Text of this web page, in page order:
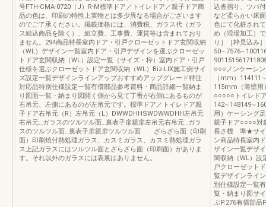
号FTH-CMA-0720（J）R-M標準ドア／トイレドア／親子ドア商
品の色は、印刷の特性上実物とは多少異なる場合がございます
のでご了承ください。掲載価格には、消費税、ガラス代（ガラ
ス組込商品を除く）、組立費、工事費、運賃等は含まれており
ません。294商品特長室内ドア・引戸クローゼットドア玄関収納
（WL）デザイン一覧室内ドア・引戸デザインを選ぶクローゼッ
トドア玄関収納（WL）設定一覧（サイズ・枠）室内ドア・引戸
仕様を選ぶクローゼットドア玄関収納（WL）Biz-LIX施工例サイ
ズ設定一覧デザインラインアップおすすめアップグレード特注
対応品特別仕様設定一覧有償部品参考資料・商品詳細一覧納ま
り図面一覧・納まり図開く側から見て丁番が右側にあるものが
右吊元、左側にあるのが左吊元です。標準ドア／トイレドア親
子ドア右吊元（R）左吊元（L）DWWDHHSWDWWDHH左吊元
右吊元…ガラスのツルツル面…裏表子扉親扉左吊元右吊元…ガラ
スのツルツル面…裏表子扉親扉ツルツル面 ざらざら面（印刷
面）印刷焼付熱処理ガラス、カスミガラス、カスミ熱処理ガラ
ス上記ガラスにはツルツル面とざらざら面（印刷面）がありま
す。それ以外のガラスには表裏はありません。
込沓摺り、ツバ
など柔らかい床
色にて化粧され
め（現場加工）
り］［枠見込み
○○○ノンケーシ
（mm）
115mm（薄壁用
○○○○○トイレド
用）ケーシング
親子ドア○○○○対
長さ標 準★サイ
ン商品特長室内
ザイン一覧デザ
関収納（WL）設
戸クローゼット
覧デザインライ
別仕様設定一覧
覧・納まり図サ
ぶP.276有償部品